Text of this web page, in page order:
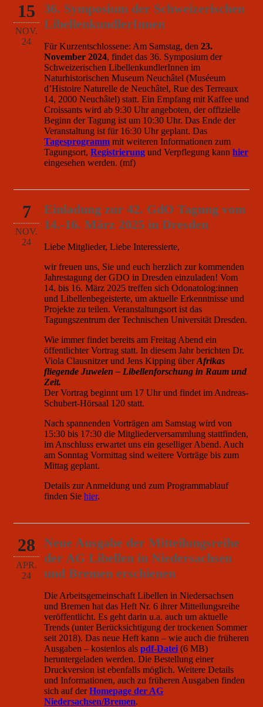
15
NOV.
24
36. Symposium der Schweizerischen
LibellenkundlerInnen
Für Kurzentschlossene: Am Samstag, den23.
November 2024, findet das 36. Symposium der
Schweizerischen LibellenkundlerInnen im
Naturhistorischen Museum Neuchâtel (Muséeum
d’Histoire Naturelle de Neuchâtel, Rue des Terreaux
14, 2000 Neuchâtel) statt. Ein Empfang mit Kaffee und
Croissants wird ab 9:30 Uhr angeboten, der offizielle
Beginn der Tagung ist um 10:30 Uhr. Das Ende der
Veranstaltung ist für 16:30 Uhr geplant. Das
Tagesprogramm mit weiteren Informationen zum
Tagungsort,Registrierung und Verpflegung kannhier
eingesehen werden. (mf)
7
NOV.
24
Einladung zur 42. GdO Tagung vom
14.-16. März 2025 in Dresden
Liebe Mitglieder, Liebe Interessierte,
wir freuen uns, Sie und euch herzlich zur kommenden
Jahrestagung der GDO in Dresden einzuladen! Vom
14. bis 16. März 2025 treffen sich Odonatolog:innen
und Libellenbegeisterte, um aktuelle Erkenntnisse und
Projekte zu teilen. Veranstaltungsort ist das
Tagungszentrum der Technischen Universität Dresden.
Wie immer findet bereits am Freitag Abend ein
öffentlichter Vortrag statt. In diesem Jahr berichten Dr.
Viola Clausnitzer und Jens Kipping überAfrikas
fliegende Juwelen – Libellenforschung in Raum und
Zeit.
Der Vortrag beginnt um 17 Uhr und findet im Andreas-
Schubert-Hörsaal 120 statt.
Nach spannenden Vorträgen am Samstag wird von
15:30 bis 17:30 die Mitgliederversammlung stattfinden,
im Anschluss erwartet uns ein geselliger Abend. Auch
am Sonntag Vormittag sind weitere Vorträge bis zum
Mittag geplant.
Details zur Anmeldung und zum Programmablauf
finden Siehier.
28
APR.
24
Neue Ausgabe der Mitteilungsreihe
der AG Libellen in Niedersachsen
und Bremen erschienen
Die Arbeitsgemeinschaft Libellen in Niedersachsen
und Bremen hat das Heft Nr. 6 ihrer Mitteilungsreihe
veröffentlicht. Es geht darin u.a. auch um aktuelle
Trends (unter Berücksichtigung der trockenen Sommer
seit 2018). Das neue Heft kann – wie auch die früheren
Ausgaben – kostenlos alspdf-Datei (6 MB)
heruntergeladen werden. Die Bestellung einer
Druckversion ist ebenfalls möglich. Weitere Details
und Informationen, auch zu früheren Ausgaben finden
sich auf derHomepage der AG
Niedersachsen/Bremen.